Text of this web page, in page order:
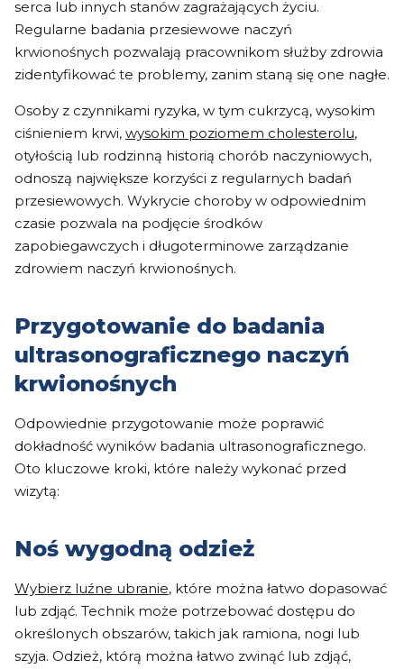
serca lub innych stanów zagrażających życiu.
Regularne badania przesiewowe naczyń
krwionośnych pozwalają pracownikom służby zdrowia
zidentyfikować te problemy, zanim staną się one nagłe.
Osoby z czynnikami ryzyka, w tym cukrzycą, wysokim
ciśnieniem krwi, wysokim poziomem cholesterolu,
otyłością lub rodzinną historią chorób naczyniowych,
odnoszą największe korzyści z regularnych badań
przesiewowych. Wykrycie choroby w odpowiednim
czasie pozwala na podjęcie środków
zapobiegawczych i długoterminowe zarządzanie
zdrowiem naczyń krwionośnych.
Przygotowanie do badania
ultrasonograficznego naczyń
krwionośnych
Odpowiednie przygotowanie może poprawić
dokładność wyników badania ultrasonograficznego.
Oto kluczowe kroki, które należy wykonać przed
wizytą:
Noś wygodną odzież
Wybierz luźne ubranie, które można łatwo dopasować
lub zdjąć. Technik może potrzebować dostępu do
określonych obszarów, takich jak ramiona, nogi lub
szyja. Odzież, którą można łatwo zwinąć lub zdjąć,